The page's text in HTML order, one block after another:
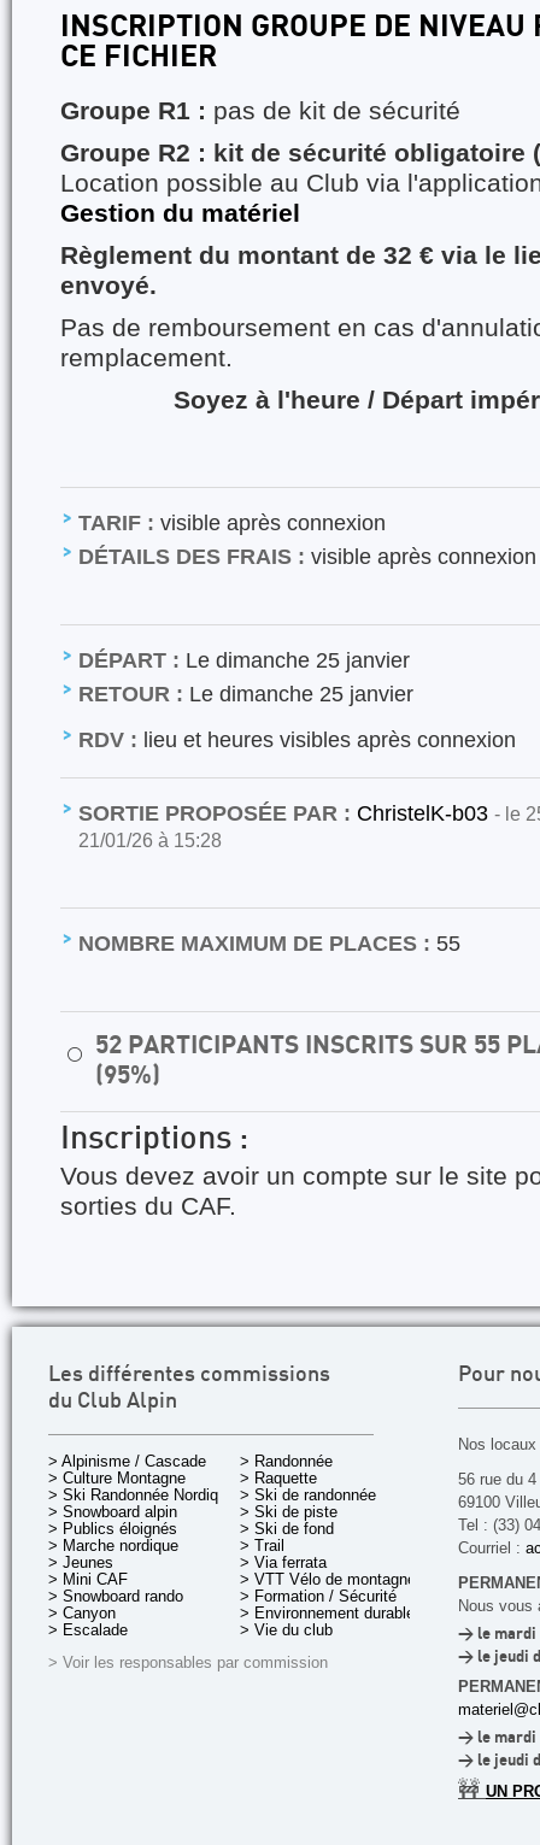
INSCRIPTION GROUPE DE
CE FICHIER
Groupe R1 : pas de kit de sécurité
Groupe R2 : kit de sécurité obligatoire
Location possible au Club via
Gestion du matériel
Règlement du montant de 32 € via le
envoyé.
Pas de remboursement en cas
remplacement.
Soyez à l'heure / Départ
TARIF : visible après connexion
DÉTAILS DES FRAIS : visible après connexion
DÉPART : Le dimanche 25 janvier
RETOUR : Le dimanche 25 janvier
RDV : lieu et heures visibles après connexion
SORTIE PROPOSÉE PAR : ChristelK-b03 - le
21/01/26 à 15:28
NOMBRE MAXIMUM DE PLACES : 55
⚪
52 PARTICIPANTS INSCRITS SUR 55
(95%)
Inscriptions :
Vous devez avoir un compte sur le site
sorties du CAF.
Les différentes commissions
du Club Alpin
> Alpinisme / Cascade
> Culture Montagne
> Ski Randonnée Nordique
> Snowboard alpin
> Publics éloignés
> Marche nordique
> Jeunes
> Mini CAF
> Snowboard rando
> Canyon
> Escalade
> Randonnée
> Raquette
> Ski de randonnée
> Ski de piste
> Ski de fond
> Trail
> Via ferrata
> VTT Vélo de montagne
> Formation / Sécurité
> Environnement durable
> Vie du club
> Voir les responsables par commission
Pour
Nos
56 rue du
69100
Tel : (33)
Courriel :
Nous vous
> le mardi
> le jeudi
> le mardi
> le jeudi
🚧 UN